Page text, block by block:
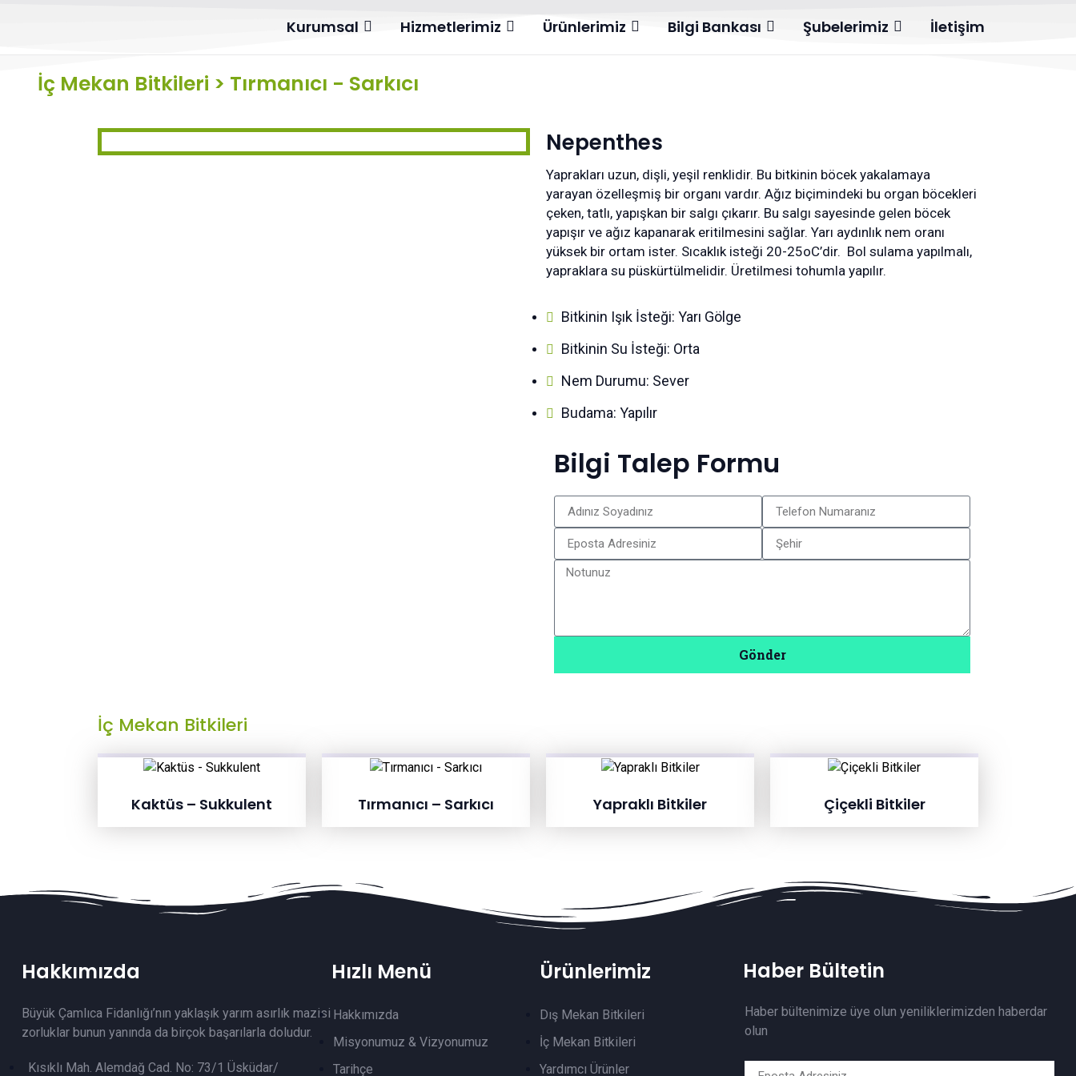
Kurumsal Hizmetlerimiz Ürünlerimiz Bilgi Bankası Şubelerimiz İletişim
İç Mekan Bitkileri > Tırmanıcı - Sarkıcı
Nepenthes
Yaprakları uzun, dişli, yeşil renklidir. Bu bitkinin böcek yakalamaya
yarayan özelleşmiş bir organı vardır. Ağız biçimindeki bu organ böcekleri
çeken, tatlı, yapışkan bir salgı çıkarır. Bu salgı sayesinde gelen böcek
yapışır ve ağız kapanarak eritilmesini sağlar. Yarı aydınlık nem oranı
yüksek bir ortam ister. Sıcaklık isteği 20-25oC’dir. Bol sulama yapılmalı,
yapraklara su püskürtülmelidir. Üretilmesi tohumla yapılır.
Bitkinin Işık İsteği: Yarı Gölge
Bitkinin Su İsteği: Orta
Nem Durumu: Sever
Budama: Yapılır
Bilgi Talep Formu
Gönder
İç Mekan Bitkileri
Kaktüs – Sukkulent Tırmanıcı – Sarkıcı Yapraklı Bitkiler Çiçekli Bitkiler
Hakkımızda
Büyük Çamlıca Fidanlığı’nın yaklaşık yarım asırlık mazisi
zorluklar bunun yanında da birçok başarılarla doludur.
Kısıklı Mah. Alemdağ Cad. No: 73/1 Üsküdar/
Hızlı Menü
Hakkımızda
Misyonumuz & Vizyonumuz
Tarihçe
Ürünlerimiz
Dış Mekan Bitkileri
İç Mekan Bitkileri
Yardımcı Ürünler
Haber Bültetin
Haber bültenimize üye olun yeniliklerimizden haberdar
olun